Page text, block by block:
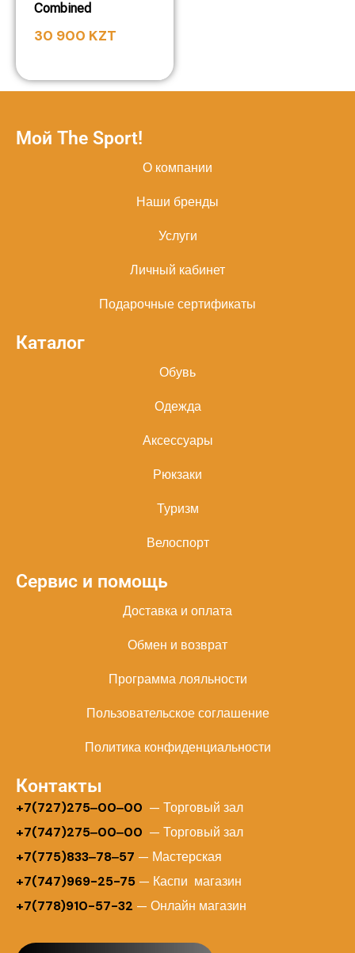
Combined
30 900 KZT
Мой The Sport!
О компании
Наши бренды
Услуги
Личный кабинет
Подарочные сертификаты
Каталог
Обувь
Одежда
Аксессуары
Рюкзаки
Туризм
Велоспорт
Сервис и помощь
Доставка и оплата
Обмен и возврат
Программа лояльности
Пользовательское соглашение
Политика конфиденциальности
Контакты
+7(727)275‒00‒00 — Торговый зал
+7(747)275‒00‒00 — Торговый зал
+7(775)833‒78‒57 — Мастерская
+7(747)969-25-75 — Каспи магазин
+7(778)910-57-32 — Онлайн магазин